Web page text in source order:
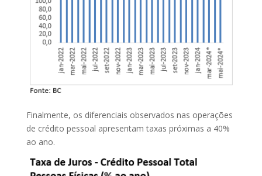
Finalmente, os diferenciais observados nas operações
de crédito pessoal apresentam taxas próximas a 40%
ao ano.